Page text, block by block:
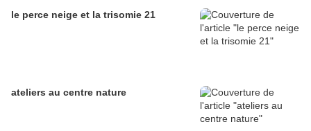
le perce neige et la trisomie 21
ateliers au centre nature